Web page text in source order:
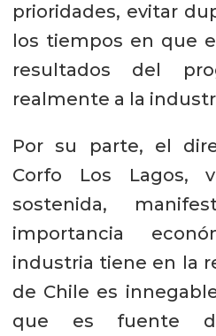
prioridades, evitar
los tiempos en que
resultados del
realmente a la
Por su parte, el
Corfo Los Lagos,
sostenida,
importancia
industria tiene en la
de Chile es
que es fuente